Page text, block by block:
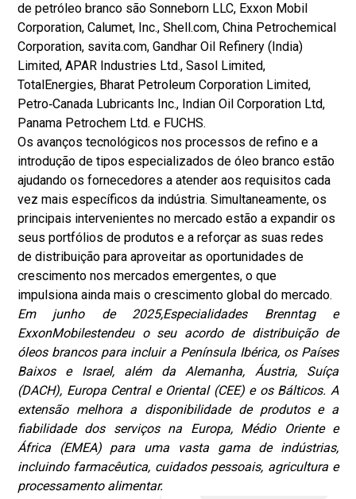
de petróleo branco são Sonneborn LLC, Exxon Mobil
Corporation, Calumet, Inc., Shell.com, China Petrochemical
Corporation, savita.com, Gandhar Oil Refinery (India)
Limited, APAR Industries Ltd., Sasol Limited,
TotalEnergies, Bharat Petroleum Corporation Limited,
Petro‐Canada Lubricants Inc., Indian Oil Corporation Ltd,
Panama Petrochem Ltd. e FUCHS.
Os avanços tecnológicos nos processos de refino e a
introdução de tipos especializados de óleo branco estão
ajudando os fornecedores a atender aos requisitos cada
vez mais específicos da indústria. Simultaneamente, os
principais intervenientes no mercado estão a expandir os
seus portfólios de produtos e a reforçar as suas redes
de distribuição para aproveitar as oportunidades de
crescimento nos mercados emergentes, o que
impulsiona ainda mais o crescimento global do mercado.
Em junho de 2025,Especialidades Brenntag e
ExxonMobilestendeu o seu acordo de distribuição de
óleos brancos para incluir a Península Ibérica, os Países
Baixos e Israel, além da Alemanha, Áustria, Suíça
(DACH), Europa Central e Oriental (CEE) e os Bálticos. A
extensão melhora a disponibilidade de produtos e a
fiabilidade dos serviços na Europa, Médio Oriente e
África (EMEA) para uma vasta gama de indústrias,
incluindo farmacêutica, cuidados pessoais, agricultura e
processamento alimentar.